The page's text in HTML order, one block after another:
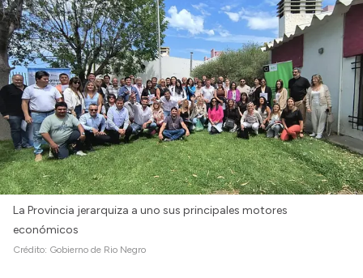
Compras y licitaciones
Consulta de expedientes
Consulta de pago a proveedores
Convocatorias
Intranet
Login
La Provincia jerarquiza a uno sus principales motores
económicos
Crédito: Gobierno de Rio Negro